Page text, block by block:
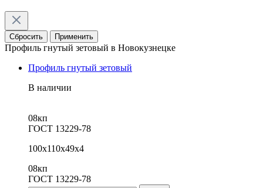
Сбросить Применить
Профиль гнутый зетовый в Новокузнецке
Профиль гнутый зетовый
В наличии
08кп
ГОСТ 13229-78
100х110х49х4
08кп
ГОСТ 13229-78